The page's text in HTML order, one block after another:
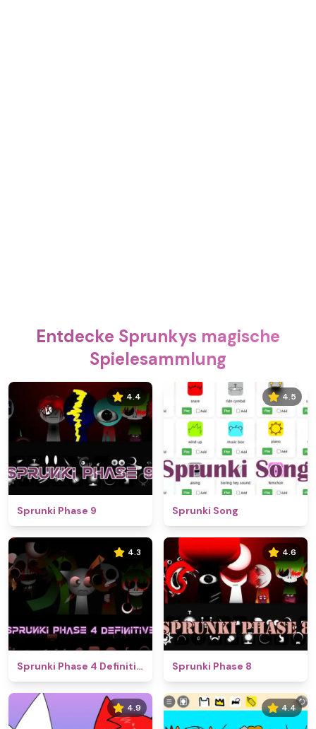
Entdecke Sprunkys magische
Spielesammlung
4.4
Sprunki Phase 9
4.5
Sprunki Song
4.3
Sprunki Phase 4 Definitive
4.6
Sprunki Phase 8
4.9 4.4